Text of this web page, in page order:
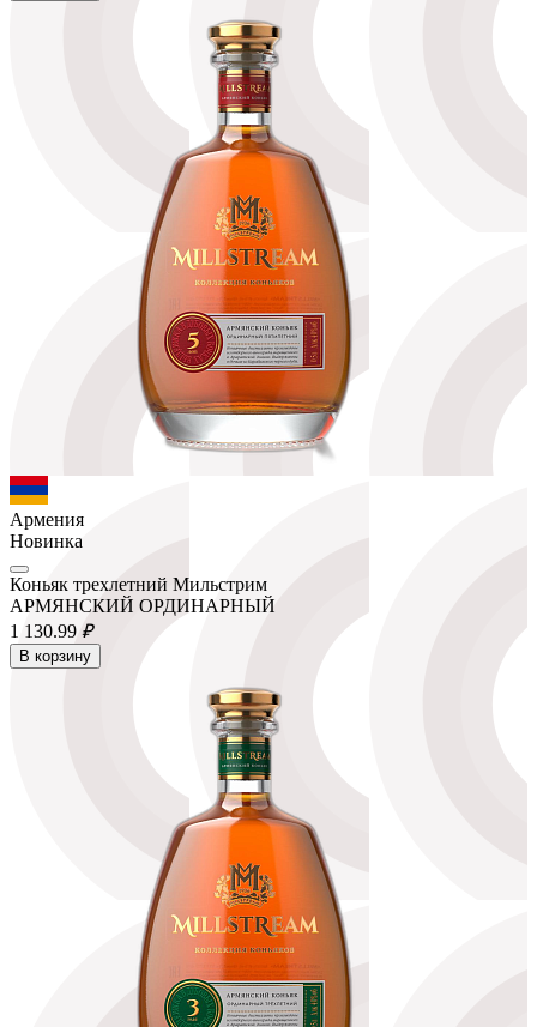
Армения
Новинка
Коньяк трехлетний Мильстрим
АРМЯНСКИЙ ОРДИНАРНЫЙ
1 130.99 ₽
В корзину